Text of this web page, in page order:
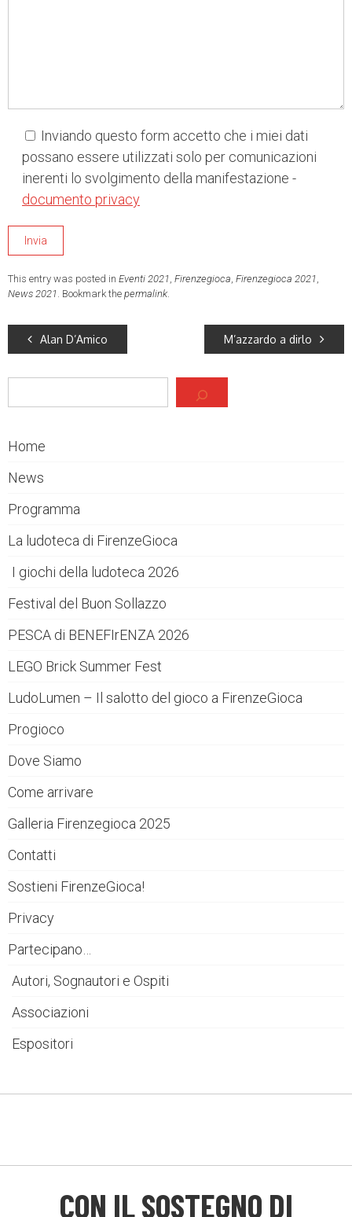
Inviando questo form accetto che i miei dati
possano essere utilizzati solo per comunicazioni
inerenti lo svolgimento della manifestazione -
documento privacy
This entry was posted in Eventi 2021 Firenzegioca Firenzegioca 2021
News 2021 . Bookmark the permalink
Alan D’Amico M’azzardo a dirlo
Home
News
Programma
La ludoteca di FirenzeGioca
I giochi della ludoteca 2026
Festival del Buon Sollazzo
PESCA di BENEFIrENZA 2026
LEGO Brick Summer Fest
LudoLumen – Il salotto del gioco a FirenzeGioca
Progioco
Dove Siamo
Come arrivare
Galleria Firenzegioca 2025
Contatti
Sostieni FirenzeGioca!
Privacy
Partecipano…
Autori, Sognautori e Ospiti
Associazioni
Espositori
CON IL SOSTEGNO DI